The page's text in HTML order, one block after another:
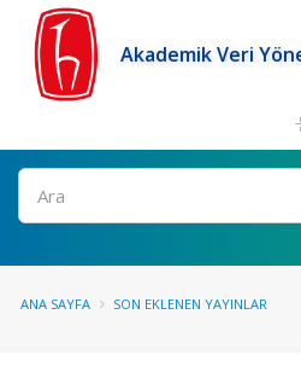
Akademik Veri
Ara
ANA SAYFA SON EKLENEN YAYINLAR